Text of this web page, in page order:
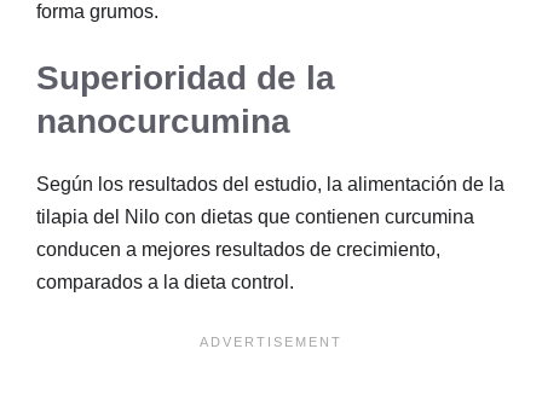
forma grumos.
Superioridad de la
nanocurcumina
Según los resultados del estudio, la alimentación de la
tilapia del Nilo con dietas que contienen curcumina
conducen a mejores resultados de crecimiento,
comparados a la dieta control.